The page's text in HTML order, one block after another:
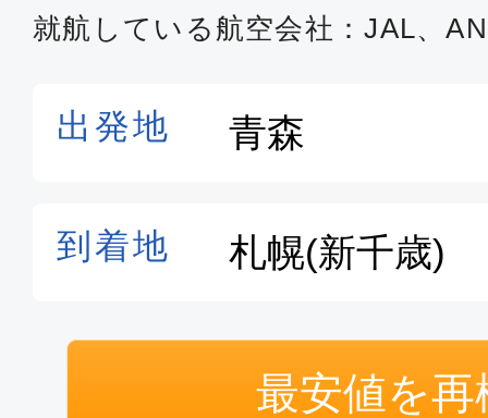
就航している航空会社：JAL、
最安値を再